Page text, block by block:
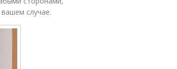
случае.